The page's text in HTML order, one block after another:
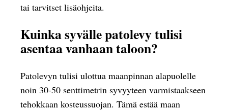
tai tarvitset lisäohjeita.
Kuinka syvälle patolevy tulisi
asentaa vanhaan taloon?
Patolevyn tulisi ulottua maanpinnan alapuolelle
noin 30-50 senttimetrin syvyyteen varmistaakseen
tehokkaan kosteussuojan. Tämä estää maan